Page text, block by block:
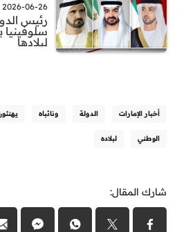
2026-06-26 | 05:08
رئيس
سلوفينيا
لبلادها
أخبار الإمارات الدولة ونائباه
الوطني لبلاده
شارك المقال: